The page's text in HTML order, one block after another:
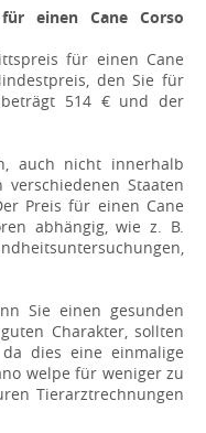
einen Cane Corso
für einen Cane
den Sie für
514 € und der
auch nicht innerhalb
verschiedenen Staaten
Preis für einen Cane
abhängig, wie z. B.
Sie einen gesunden
Charakter, sollten
dies eine einmalige
welpe für weniger zu
Tierarztrechnungen